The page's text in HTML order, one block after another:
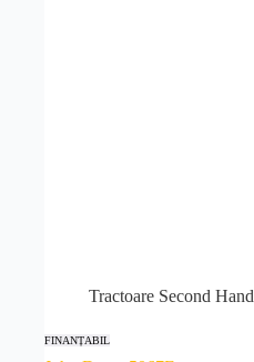
Tractoare Second Hand
FINANȚABIL